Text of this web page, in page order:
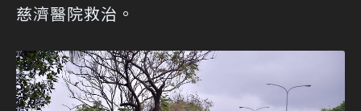
慈濟醫院救治。